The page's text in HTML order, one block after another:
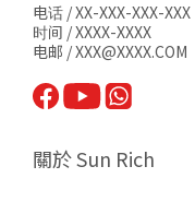
电话 / XX-XXX-XXX-XXX
时间 / XXXX-XXXX
电邮 / XXX@XXXX.COM
關於 Sun Rich